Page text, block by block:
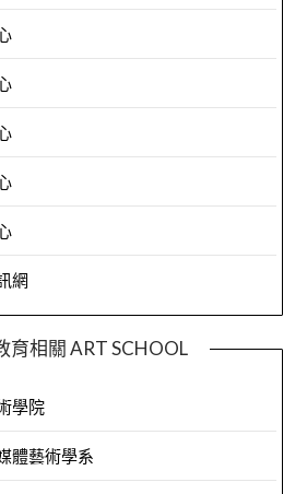
網
育相關 ART SCHOOL
學院
體藝術學系